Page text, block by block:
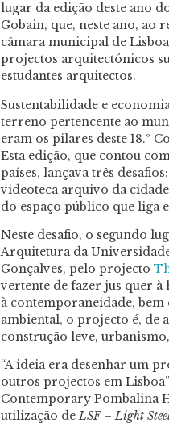
lugar da edição deste ano
Gobain, que, neste ano, ao
câmara municipal de
projectos arquitectónicos
estudantes arquitectos.
Sustentabilidade e
terreno pertencente ao
eram os pilares deste 18.º
Esta edição, que contou
países, lançava três
videoteca arquivo da
do espaço público que liga
Neste desafio, o segundo
Arquitetura da
Gonçalves, pelo projecto
vertente de fazer jus quer
à contemporaneidade, bem
ambiental, o projecto é, de
construção leve,
“A ideia era desenhar um
outros projectos em
Contemporary Pombalina
utilização deLSF – Light